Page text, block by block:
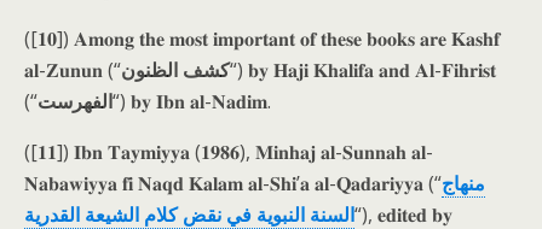
([𝟏𝟎]) 𝐀𝐦𝐨𝐧𝐠 𝐭𝐡𝐞 𝐦𝐨𝐬𝐭 𝐢𝐦𝐩𝐨𝐫𝐭𝐚𝐧𝐭 𝐨𝐟 𝐭𝐡𝐞𝐬𝐞 𝐛𝐨𝐨𝐤𝐬 𝐚𝐫𝐞 𝐊𝐚𝐬𝐡𝐟
𝐚𝐥-𝐙𝐮𝐧𝐮𝐧 (“كشف الظنون“) 𝐛𝐲 𝐇𝐚𝐣𝐢 𝐊𝐡𝐚𝐥𝐢𝐟𝐚 𝐚𝐧𝐝 𝐀𝐥-𝐅𝐢𝐡𝐫𝐢𝐬𝐭
(“الفهرست“) 𝐛𝐲 𝐈𝐛𝐧 𝐚𝐥-𝐍𝐚𝐝𝐢𝐦.
([𝟏𝟏]) 𝐈𝐛𝐧 𝐓𝐚𝐲𝐦𝐢𝐲𝐲𝐚 (𝟏𝟗𝟖𝟔), 𝐌𝐢𝐧𝐡𝐚𝐣 𝐚𝐥-𝐒𝐮𝐧𝐧𝐚𝐡 𝐚𝐥-
𝐍𝐚𝐛𝐚𝐰𝐢𝐲𝐲𝐚 𝐟𝐢 𝐍𝐚𝐪𝐝 𝐊𝐚𝐥𝐚𝐦 𝐚𝐥-𝐒𝐡𝐢’𝐚 𝐚𝐥-𝐐𝐚𝐝𝐚𝐫𝐢𝐲𝐲𝐚 (“منهاج
السنة النبوية في نقض كلام الشيعة القدرية“), 𝐞𝐝𝐢𝐭𝐞𝐝 𝐛𝐲